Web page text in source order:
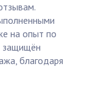
на опыт по
защищён
благодаря